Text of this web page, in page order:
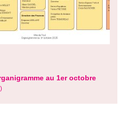
au 1er octobre
)